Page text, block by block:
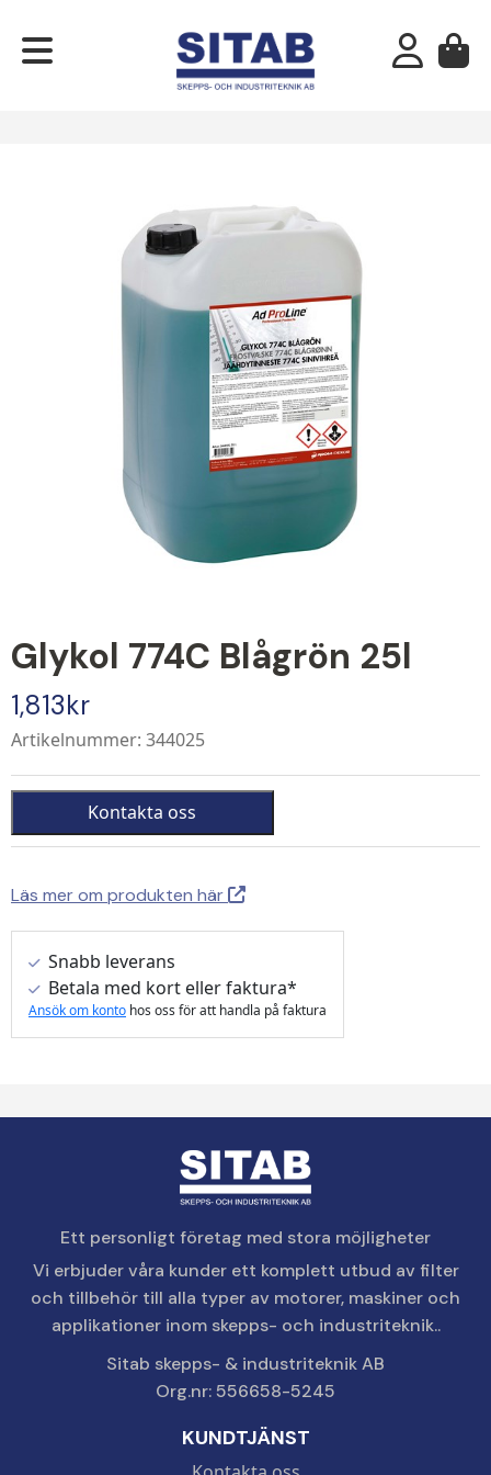
Glykol 774C Blågrön 25l
1,813kr
Artikelnummer: 344025
Kontakta oss
Läs mer om produkten här
Snabb leverans
Betala med kort eller faktura*
Ansök om konto hos oss för att handla på faktura
Ett personligt företag med stora möjligheter
Vi erbjuder våra kunder ett komplett utbud av filter
och tillbehör till alla typer av motorer, maskiner och
applikationer inom skepps- och industriteknik..
Sitab skepps- & industriteknik AB
Org.nr: 556658-5245
KUNDTJÄNST